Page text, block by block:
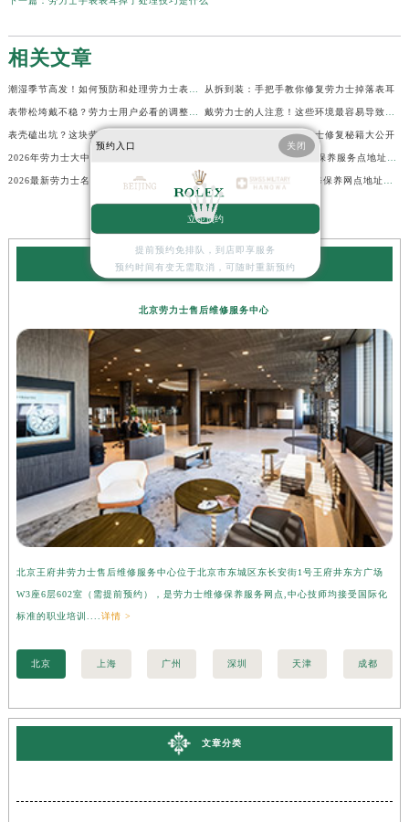
相关文章
从拆到装：手把手教你修复劳力士掉落表耳
表壳磕出坑？这块劳力士还能起死回生！ 表壳摔坏别急着扔！劳力士修复秘籍大公开
2026最新劳力士名表维修中心地址实地探访报告
劳力士服务中心
北京劳力士售后维修服务中心
北京王府井劳力士售后维修服务中心位于北京市东城区东长安街1号王府井东方广场
W3座6层602室（需提前预约），是劳力士维修保养服务网点,中心技师均接受国际化
标准的职业培训.... 详情 >
北京 上海 广州 深圳 天津 成都
文章分类
预约入口 关闭
立即预约
提前预约免排队，到店即享服务
预约时间有变无需取消，可随时重新预约